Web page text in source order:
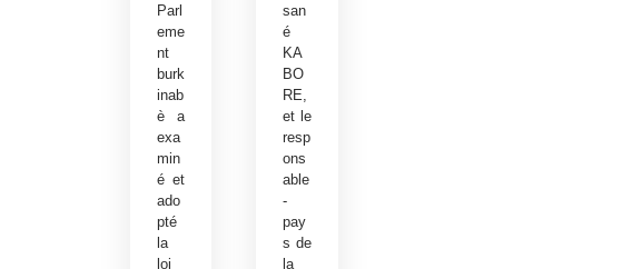
Parl
eme
nt
burk
inab
è a
exa
min
é et
ado
pté
la
loi
san
é
KA
BO
RE,
et le
resp
ons
able
-
pay
s de
la